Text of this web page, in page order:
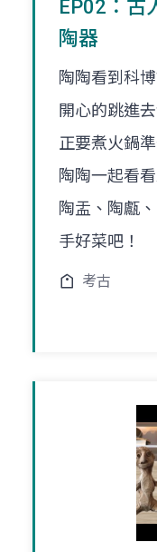
EP02：古
陶器
陶陶看到科
開心的跳進
正要煮火鍋
陶陶一起看
陶盂、陶甗
手好菜吧！
考古